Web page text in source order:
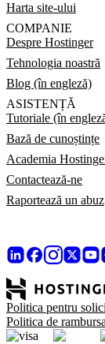
Harta site-ului
COMPANIE
Despre Hostinger
Tehnologia noastră
Blog (în engleză)
ASISTENȚĂ
Tutoriale (în
Bază de cunoștințe
Academia
Contactează-ne
Raportează un abuz
Politica pentru
Politica de